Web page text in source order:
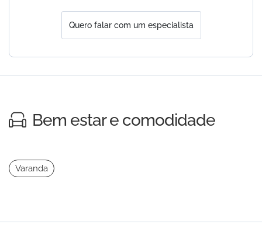
Quero falar com um especialista
Bem estar e comodidade
Varanda